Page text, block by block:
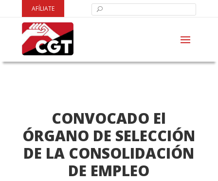
AFÍLIATE
CONVOCADO El
ÓRGANO DE SELECCIÓN
DE LA CONSOLIDACIÓN
DE EMPLEO